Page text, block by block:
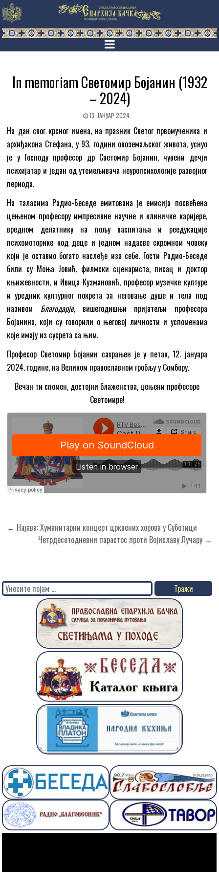
In memoriam Светомир Бојанин (1932
– 2024)
13. ЈАНУАР 2024.
На дан свог крсног имена, на празник Светог првомученика и
архиђакона Стефана, у 93. години овоземаљског живота, уснуо
је у Господу професор др Светомир Бојанин, чувени дечји
психијатар и један од утемељивача неуропсихологије развојног
периода.
На таласима Радио-Беседе емитована је емисија посвећена
цењеном професору импресивне научне и клиничке каријере,
вредном делатнику на пољу васпитања и реедукације
психомоторике код деце и једном надасве скромном човеку
који је оставио богато наслеђе иза себе. Гости Радиo-Беседе
били су Моња Јовић, филмски сценариста, писац и доктор
књижевности, и Ивица Кузмановић, професор музичке културе
и уредник културног покрета за неговање душе и тела под
називом Благодарје, вишегодишњи пријатељи професора
Бојанина, који су говорили о његовој личности и успоменама
које имају из сусрета са њим.
Професор Светомир Бојанин сахрањен је у петак, 12. јануара
2024. године, на Великом православном гробљу у Сомбору.
Вечан ти спомен, достојни блаженства, цењени професоре
Светомире!
Кретање
чланка
← Најава: Хуманитарни концерт црквених хорова у Суботици
Четрдесетодневни парастос проти Војиславу Лучару →
Search
for: